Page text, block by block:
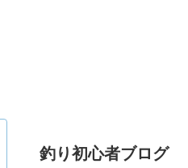
釣り初心者ブログ